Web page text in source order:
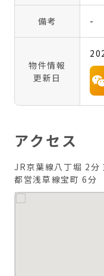
備考 -
物件情報
更新日
アクセス
JR京葉線八丁堀 2分
都営浅草線宝町 6分